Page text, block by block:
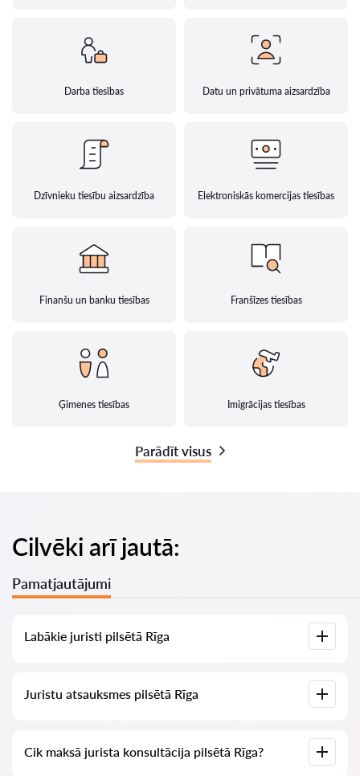
Darba tiesības Datu un privātuma aizsardzība
Dzīvnieku tiesību aizsardzība Elektroniskās komercijas tiesības
Finanšu un banku tiesības Franšīzes tiesības
Ģimenes tiesības Imigrācijas tiesības
Parādīt visus
Cilvēki arī jautā:
Pamatjautājumi
Labākie juristi pilsētā Rīga
pilnīgu informāciju: cenas, atsauksmes, tālruņa numurs un
Juristu atsauksmes pilsētā Rīga
juristiem, mēs neizdzēšam negatīvas atsauksmes un nav
iespēju tās manipulēt.
Cik maksā jurista konsultācija pilsētā Rīga?